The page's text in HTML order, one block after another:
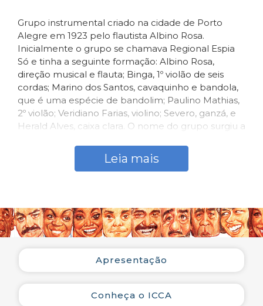
Grupo instrumental criado na cidade de Porto
Alegre em 1923 pelo flautista Albino Rosa.
Inicialmente o grupo se chamava Regional Espia
Só e tinha a seguinte formação: Albino Rosa,
direção musical e flauta; Binga, 1º violão de seis
cordas; Marino dos Santos, cavaquinho e bandola,
que é uma espécie de bandolim; Paulino Mathias,
2º violão; Veridiano Farias, violino; Severo, ganzá, e
Herald Alves, caixa clara. O nome do grupo surgiu a
só?, de Maximiliani F. da Costa, gravado por J. B. de
Carvalho pela Parlophon em dezembro de 1931, e
após a jornada de trabalho para formarem um
conjunto musical. Até 1926, foi chamado de
apresentou-se em ensaios de sociedades
carnavalescas para que os cordões pudessem
grupo realizava de três a quatro serestas por
Leia mais
Apresentação
Conheça o ICCA